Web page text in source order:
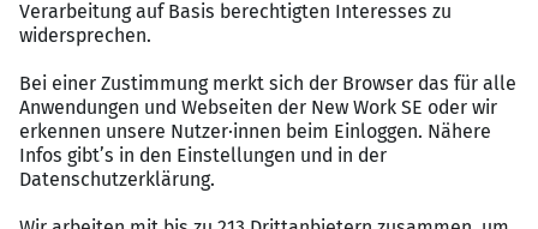
Dein dm-Markt
Die Duale Hochschule Baden-Württemberg in
Karlsruhe